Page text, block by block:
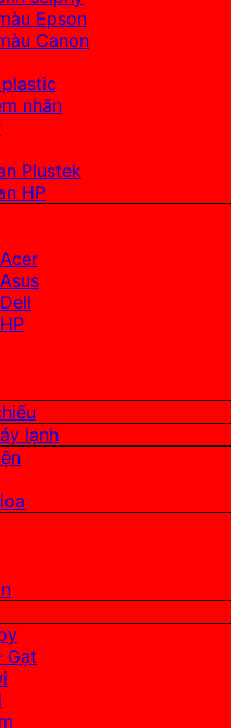
Epson
Canon
nhãn
Plustek
HP
lạnh
Gạt